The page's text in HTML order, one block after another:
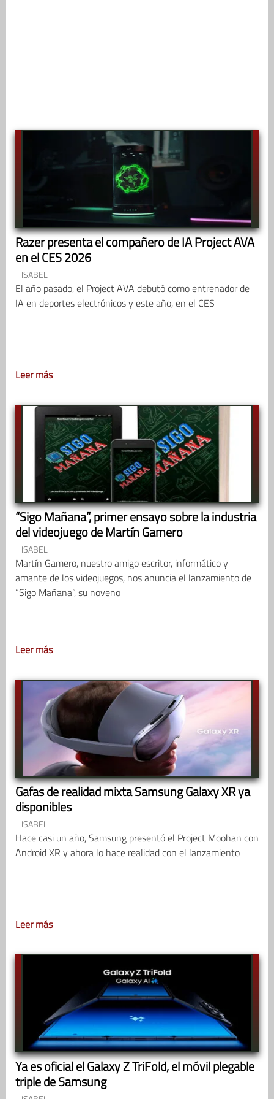
Razer presenta el compañero de IA Project AVA
en el CES 2026
ISABEL
El año pasado, el Project AVA debutó como entrenador de
IA en deportes electrónicos y este año, en el CES
Leer más
“Sigo Mañana”, primer ensayo sobre la industria
del videojuego de Martín Gamero
ISABEL
Martín Gamero, nuestro amigo escritor, informático y
amante de los videojuegos, nos anuncia el lanzamiento de
“Sigo Mañana”, su noveno
Leer más
Gafas de realidad mixta Samsung Galaxy XR ya
disponibles
ISABEL
Hace casi un año, Samsung presentó el Project Moohan con
Android XR y ahora lo hace realidad con el lanzamiento
Leer más
Ya es oficial el Galaxy Z TriFold, el móvil plegable
triple de Samsung